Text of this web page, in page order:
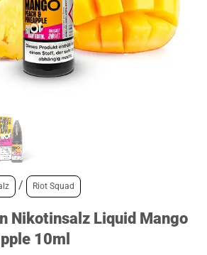
/ Riot Squad
Nikotinsalz Liquid Mango
10ml